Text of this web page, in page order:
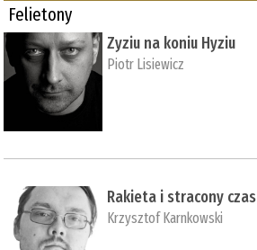
Felietony
Zyziu na koniu Hyziu
Piotr Lisiewicz
Rakieta i stracony czas
Krzysztof Karnkowski